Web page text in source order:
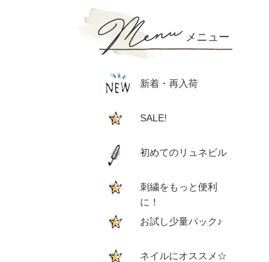
メニュー
新着・再入荷
SALE!
初めてのリュネビル
刺繍をもっと便利
に！
お試し少量パック♪
ネイルにオススメ☆